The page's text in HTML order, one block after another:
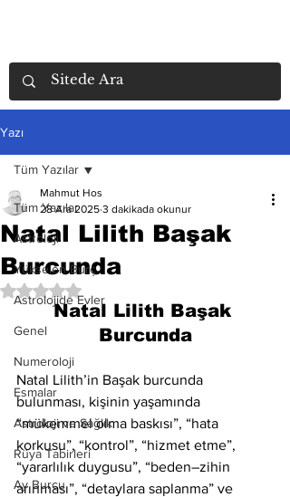
Yazı
Tüm Yazılar
Astroloji
Yükselen Burç
Astrolojide Evler
Genel
Numeroloji
Esmalar
Astroloji ve Sağlık
Rüya Tabirleri
Ay Burcu
Tüm Yazılar
Natal Lilith Başak
Burcunda
Mahmut Hos
28 Ara 2025 3 dakikada okunur
5 üzerinden NaN yıldız
Natal Lilith Başak
Burcunda
Natal Lilith’in Başak burcunda
bulunması, kişinin yaşamında
“mükemmel olma baskısı”, “hata
korkusu”, “kontrol”, “hizmet etme”,
“yararlılık duygusu”, “beden–zihin
arınması”, “detaylara saplanma” ve